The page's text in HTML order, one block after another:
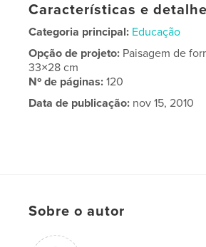
Características e
Categoria principal: Educação
Opção de projeto: Paisagem de
33×28 cm
Nº de páginas:120
Data de publicação: nov 15, 2010
Sobre o autor